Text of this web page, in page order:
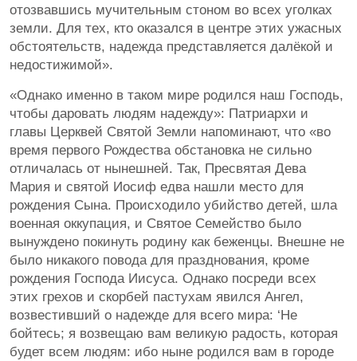
отозвавшись мучительным стоном во всех уголках
земли. Для тех, кто оказался в центре этих ужасных
обстоятельств, надежда представляется далёкой и
недостижимой».
«Однако именно в таком мире родился наш Господь,
чтобы даровать людям надежду»: Патриархи и
главы Церквей Святой Земли напоминают, что «во
время первого Рождества обстановка не сильно
отличалась от нынешней. Так, Пресвятая Дева
Мария и святой Иосиф едва нашли место для
рождения Сына. Происходило убийство детей, шла
военная оккупация, и Святое Семейство было
вынуждено покинуть родину как беженцы. Внешне не
было никакого повода для празднования, кроме
рождения Господа Иисуса. Однако посреди всех
этих грехов и скорбей пастухам явился Ангел,
возвестивший о надежде для всего мира: ‘Не
бойтесь; я возвещаю вам великую радость, которая
будет всем людям: ибо ныне родился вам в городе